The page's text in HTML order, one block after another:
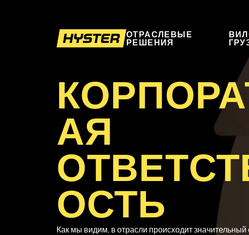
ОТРАСЛЕВЫЕ
РЕШЕНИЯ
АЯ
ОСТЬ
Как мы видим, в отрасли происходит